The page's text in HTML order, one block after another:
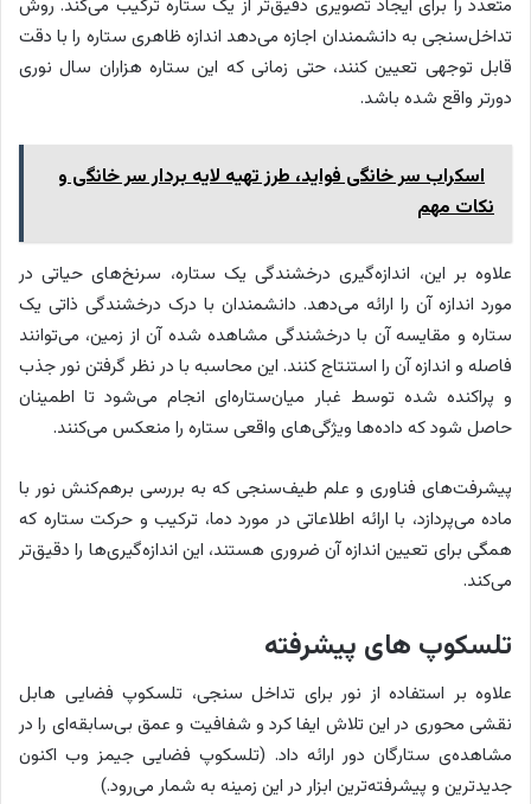
متعدد را برای ایجاد تصویری دقیق‌تر از یک ستاره ترکیب می‌کند. روش
تداخل‌سنجی به دانشمندان اجازه می‌دهد اندازه ظاهری ستاره را با دقت
قابل توجهی تعیین کنند، حتی زمانی که این ستاره هزاران سال نوری
دورتر واقع شده باشد.
اسکراب سر خانگی فواید، طرز تهیه لایه بردار سر خانگی و
نکات مهم
علاوه بر این، اندازه‌گیری درخشندگی یک ستاره، سرنخ‌های حیاتی در
مورد اندازه آن را ارائه می‌دهد. دانشمندان با درک درخشندگی ذاتی یک
ستاره و مقایسه آن با درخشندگی مشاهده شده آن از زمین، می‌توانند
فاصله و اندازه آن را استنتاج کنند. این محاسبه با در نظر گرفتن نور جذب
و پراکنده شده توسط غبار میان‌ستاره‌ای انجام می‌شود تا اطمینان
حاصل شود که داده‌ها ویژگی‌های واقعی ستاره را منعکس می‌کنند.
پیشرفت‌های فناوری و علم طیف‌سنجی که به بررسی برهم‌کنش نور با
ماده می‌پردازد، با ارائه اطلاعاتی در مورد دما، ترکیب و حرکت ستاره که
همگی برای تعیین اندازه آن ضروری هستند، این اندازه‌گیری‌ها را دقیق‌تر
می‌کند.
تلسکوپ های پیشرفته
علاوه بر استفاده از نور برای تداخل سنجی، تلسکوپ فضایی هابل
نقشی محوری در این تلاش ایفا کرد و شفافیت و عمق بی‌سابقه‌ای را در
مشاهده‌ی ستارگان دور ارائه داد. (تلسکوپ فضایی جیمز وب اکنون
جدیدترین و پیشرفته‌ترین ابزار در این زمینه به شمار می‌رود.)